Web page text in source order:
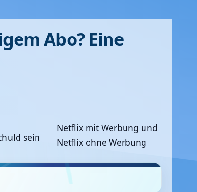
Abo? Eine
Netflix mit Werbung und
Netflix ohne Werbung